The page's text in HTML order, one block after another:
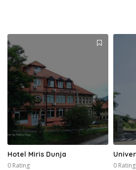
Hotel Miris Dunja
0 Rating 0 Rating